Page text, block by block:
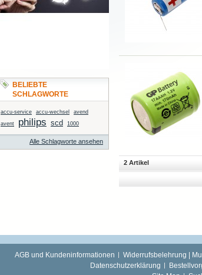
2 Artikel
BELIEBTE
SCHLAGWORTE
accu-service accu-wechsel
avend
avent
philips scd 1000
Alle Schlagworte ansehen
AGB und Kundeninformationen Widerrufsbelehrung |
Datenschutzerklärung